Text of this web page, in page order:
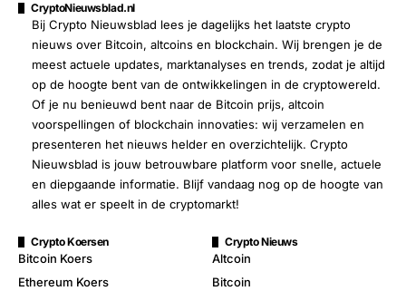
CryptoNieuwsblad.nl
Bij Crypto Nieuwsblad lees je dagelijks het laatste crypto
nieuws over Bitcoin, altcoins en blockchain. Wij brengen je de
meest actuele updates, marktanalyses en trends, zodat je altijd
op de hoogte bent van de ontwikkelingen in de cryptowereld.
Of je nu benieuwd bent naar de Bitcoin prijs, altcoin
voorspellingen of blockchain innovaties: wij verzamelen en
presenteren het nieuws helder en overzichtelijk. Crypto
Nieuwsblad is jouw betrouwbare platform voor snelle, actuele
en diepgaande informatie. Blijf vandaag nog op de hoogte van
alles wat er speelt in de cryptomarkt!
Crypto Koersen
Bitcoin Koers
Ethereum Koers
Crypto Nieuws
Altcoin
Bitcoin